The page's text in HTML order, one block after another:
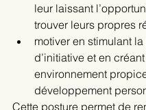
leur laissant
trouver leurs propres
motiver en stimulant
d’initiative et en
environnement
développement
Cette posture permet de